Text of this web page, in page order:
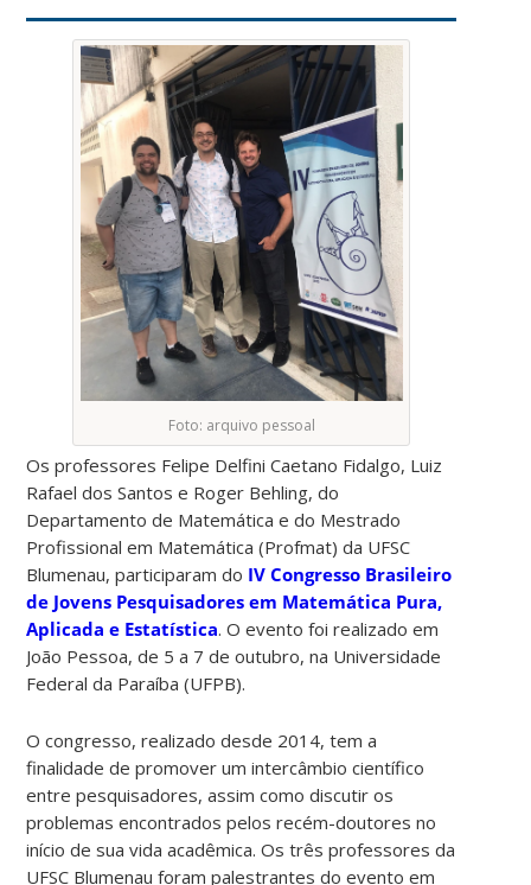
Foto: arquivo pessoal
Os professores Felipe Delfini Caetano Fidalgo, Luiz
Rafael dos Santos e Roger Behling, do
Departamento de Matemática e do Mestrado
Profissional em Matemática (Profmat) da UFSC
Blumenau, participaram do IV Congresso Brasileiro
de Jovens Pesquisadores em Matemática Pura,
Aplicada e Estatística. O evento foi realizado em
João Pessoa, de 5 a 7 de outubro, na Universidade
Federal da Paraíba (UFPB).
O congresso, realizado desde 2014, tem a
finalidade de promover um intercâmbio científico
entre pesquisadores, assim como discutir os
problemas encontrados pelos recém-doutores no
início de sua vida acadêmica. Os três professores da
UFSC Blumenau foram palestrantes do evento em